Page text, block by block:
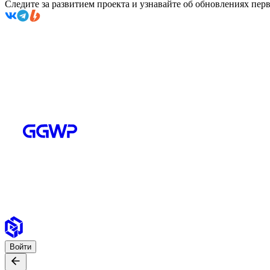
Следите за развитием проекта и узнавайте об обновлениях
Войти